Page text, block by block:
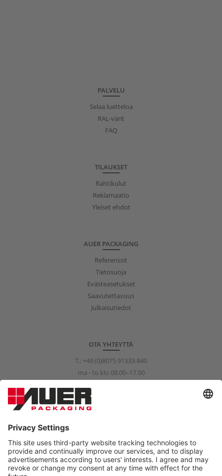
PALVELU
Selaa luetteloa
RAL-värit
FAQ
TILAUKSET
Rahtikulut
Reklamaatio
Yleiset ehdot
AUER PACKAGING
Referenssit
Tietosuoja
Evästeasetukset
Saavutettavuus
Julkaisutiedot
OTA YHTEYTTÄ
T.: +49 (0)8075 91333-840
ma - to klo 08.00–17.00
info@auer-packaging.com